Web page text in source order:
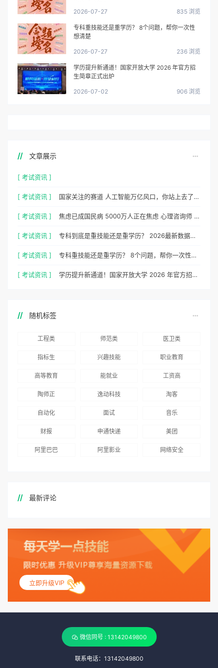
2026-07-27 835 浏览
专科重技能还是重学历？ 8个问题，帮你一次性
想清楚
2026-07-27 236 浏览
学历提升新通道！国家开放大学 2026 年官方招
生简章正式出炉
2026-07-02 906 浏览
文章展示
[ 考试资讯 ]
[ 考试资讯 ] 国家关注的赛道 人工智能万亿风口，你站上去了吗？
[ 考试资讯 ] 焦虑已成国民病 5000万人正在焦虑 心理咨询师 130万缺口等你填
[ 考试资讯 ] 专科到底是重技能还是重学历？ 2026最新数据，说得很清楚了
[ 考试资讯 ] 专科重技能还是重学历？ 8个问题，帮你一次性想清楚
[ 考试资讯 ] 学历提升新通道！国家开放大学 2026 年官方招生简章正式出炉
随机标签
工程类 师范类 医卫类
指标生 兴趣技能 职业教育
高等教育 能就业 工资高
陶师正 逸动科技 淘客
自动化 面试 音乐
财报 申通快递 美团
阿里巴巴 阿里影业 网络安全
最新评论
立即升级VIP
微信同号 : 13142049800
联系电话：13142049800